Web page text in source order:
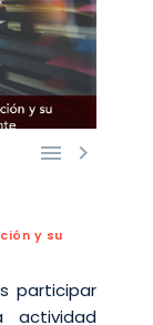
 
y su
participar
actividad